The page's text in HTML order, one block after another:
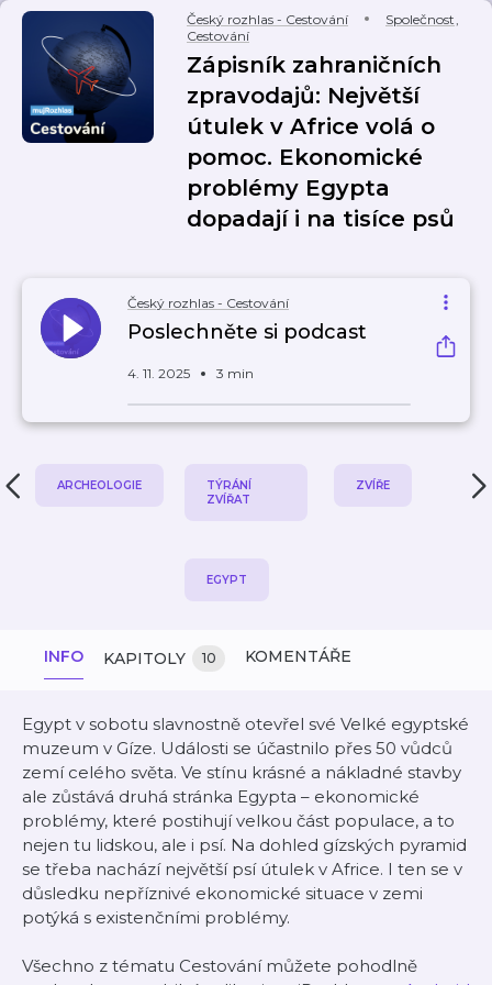
Český rozhlas - Cestování Společnost,
Cestování
Zápisník zahraničních
zpravodajů: Největší
útulek v Africe volá o
pomoc. Ekonomické
problémy Egypta
dopadají i na tisíce psů
Český rozhlas - Cestování
Poslechněte si podcast
4. 11. 2025 3 min
ARCHEOLOGIE
TÝRÁNÍ
ZVÍŘAT
ZVÍŘE
EGYPT
INFO KAPITOLY 10 KOMENTÁŘE
Egypt v sobotu slavnostně otevřel své Velké egyptské
muzeum v Gíze. Události se účastnilo přes 50 vůdců
zemí celého světa. Ve stínu krásné a nákladné stavby
ale zůstává druhá stránka Egypta – ekonomické
problémy, které postihují velkou část populace, a to
nejen tu lidskou, ale i psí. Na dohled gízských pyramid
se třeba nachází největší psí útulek v Africe. I ten se v
důsledku nepříznivé ekonomické situace v zemi
potýká s existenčními problémy.
Všechno z tématu Cestování můžete pohodlně